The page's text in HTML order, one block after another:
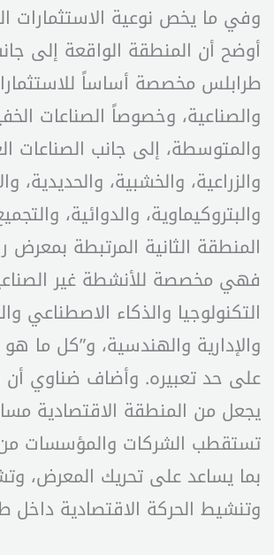
وفي ما يخص نوعية الاستثمارات
أوضح أن المنطقة الواقعة إلى
طرابلس مخصصة أساساً
والصناعية، وخصوصاً الصناعات
والمتوسطة، إلى جانب الصناعات
والزراعية، والخشبية، والحديدية،
والبتروكيماوية، والدوائية،
المنطقة الثانية المرتبطة
فهي مخصصة للأنشطة غير
التكنولوجيا والذكاء الاصطناعي
والإدارية والهندسية، و”كل ما
على حد تعبيره. وأضاف ضناوي أن
يجعل من المنطقة الاقتصادية
تستقطب الشركات والمؤسسات من
بما يساعد على تحريك المعرض،
وتنشيط الحركة الاقتصادية داخل